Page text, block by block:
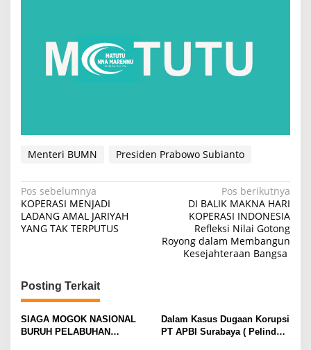
Menteri BUMN Presiden Prabowo Subianto
N
a
v
a
s
i
Pos sebelumnya
KOPERASI MENJADI
LADANG AMAL JARIYAH
YANG TAK TERPUTUS
Pos berikutnya
DI BALIK MAKNA HARI
KOPERASI INDONESIA
Refleksi Nilai Gotong
Royong dalam Membangun
Kesejahteraan Bangsa
Posting Terkait
SIAGA MOGOK NASIONAL
BURUH PELABUHAN
Dalam Kasus Dugaan Korupsi
PT APBI Surabaya ( Pelindo